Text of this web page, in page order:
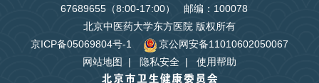
67689655（8:00-17:00） 邮编：100078
北京中医药大学东方医院 版权所有
京ICP备05069804号-1
京公网安备11010602050067
网站地图
| 隐私安全 | 使用帮助